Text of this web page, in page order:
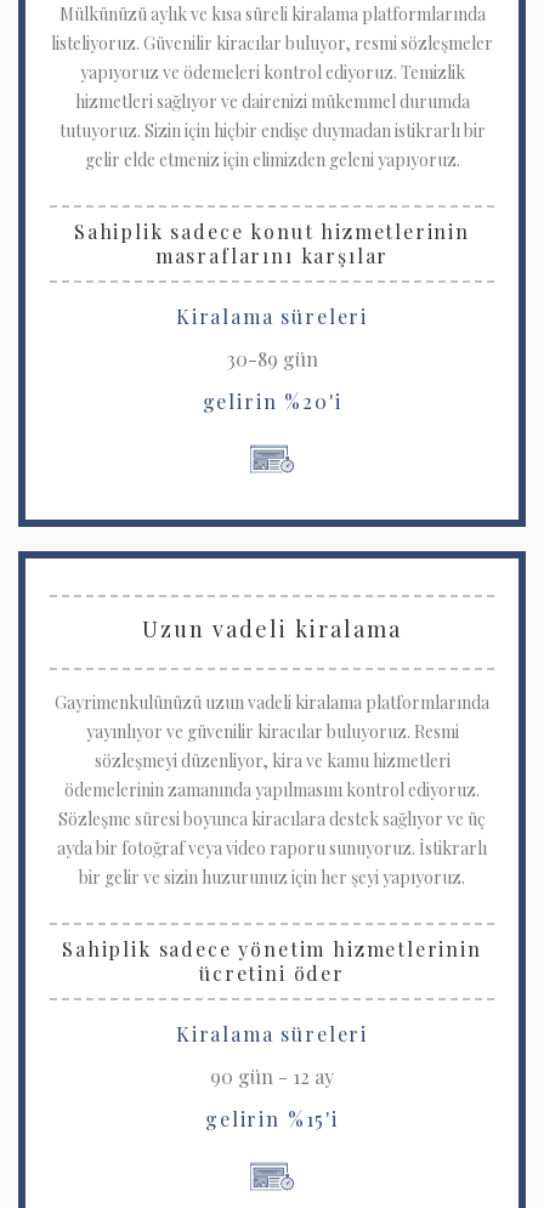
Mülkünüzü aylık ve kısa süreli kiralama platformlarında
listeliyoruz. Güvenilir kiracılar buluyor, resmi sözleşmeler
yapıyoruz ve ödemeleri kontrol ediyoruz. Temizlik
hizmetleri sağlıyor ve dairenizi mükemmel durumda
tutuyoruz. Sizin için hiçbir endişe duymadan istikrarlı bir
gelir elde etmeniz için elimizden geleni yapıyoruz.
Sahiplik sadece konut hizmetlerinin
masraflarını karşılar
Kiralama süreleri
30-89 gün
gelirin %20'i
Uzun vadeli kiralama
Gayrimenkulünüzü uzun vadeli kiralama platformlarında
yayınlıyor ve güvenilir kiracılar buluyoruz. Resmi
sözleşmeyi düzenliyor, kira ve kamu hizmetleri
ödemelerinin zamanında yapılmasını kontrol ediyoruz.
Sözleşme süresi boyunca kiracılara destek sağlıyor ve üç
ayda bir fotoğraf veya video raporu sunuyoruz. İstikrarlı
bir gelir ve sizin huzurunuz için her şeyi yapıyoruz.
Sahiplik sadece yönetim hizmetlerinin
ücretini öder
Kiralama süreleri
90 gün - 12 ay
gelirin %15'i